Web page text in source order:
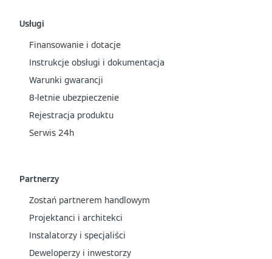
Usługi
Finansowanie i dotacje
Instrukcje obsługi i dokumentacja
Warunki gwarancji
8-letnie ubezpieczenie
Rejestracja produktu
Serwis 24h
Partnerzy
Zostań partnerem handlowym
Projektanci i architekci
Instalatorzy i specjaliści
Deweloperzy i inwestorzy